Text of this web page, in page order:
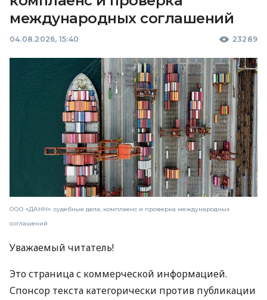
международных соглашений
04.08.2026, 15:40 23289
ООО «ДАНН»: судебные дела, комплаенс и проверка международных
соглашений
Уважаемый читатель!
Это страница с коммерческой информацией.
Спонсор текста категорически против публикации